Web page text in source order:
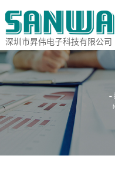
深圳市昇伟电子科技有限公司